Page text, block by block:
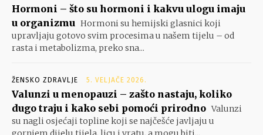
Hormoni – što su hormoni i kakvu ulogu imaju
u organizmu Hormoni su hemijski glasnici koji
upravljaju gotovo svim procesima u našem tijelu – od
rasta i metabolizma, preko sna...
ŽENSKO ZDRAVLJE 5. VELJAČE 2026.
Valunzi u menopauzi – zašto nastaju, koliko
dugo traju i kako sebi pomoći prirodno Valunzi
su nagli osjećaji topline koji se najčešće javljaju u